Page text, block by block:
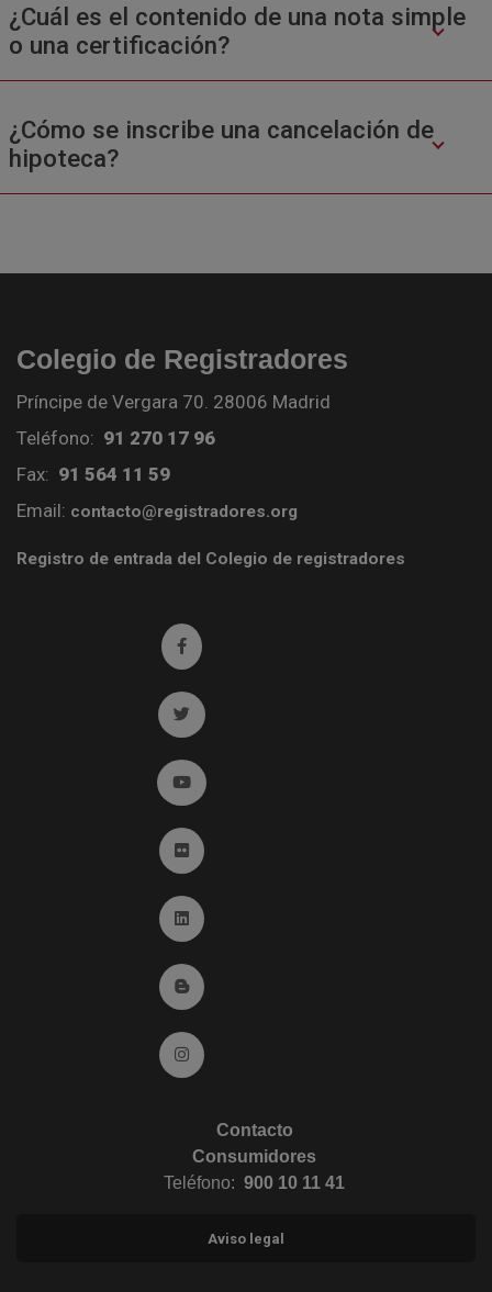
¿Cuál es el contenido de una nota simple
o una certificación?
¿Cómo se inscribe una cancelación de
hipoteca?
Colegio de Registradores
Príncipe de Vergara 70. 28006 Madrid
Teléfono: 91 270 17 96
Fax: 91 564 11 59
Email: contacto@registradores.org
Registro de entrada del Colegio de registradores
Ir a facebook (abre en ventana nueva)
Ir a twitter (abre en ventana nueva)
Ir a YouTube (abre en ventana nueva)
Ir a Flickr (abre en ventana nueva)
Ir a Linkedin (abre en ventana nueva)
Ir al Blog (abre en ventana nueva)
Ir a Instagram (abre en ventana nueva)
Contacto
Consumidores
Teléfono: 900 10 11 41
Aviso legal